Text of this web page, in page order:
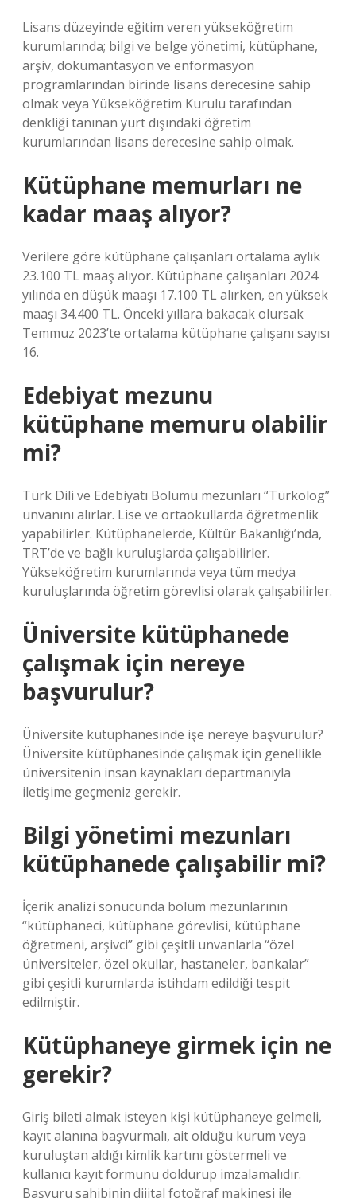
Lisans düzeyinde eğitim veren yükseköğretim
kurumlarında; bilgi ve belge yönetimi, kütüphane,
arşiv, dokümantasyon ve enformasyon
programlarından birinde lisans derecesine sahip
olmak veya Yükseköğretim Kurulu tarafından
denkliği tanınan yurt dışındaki öğretim
kurumlarından lisans derecesine sahip olmak.
Kütüphane memurları ne
kadar maaş alıyor?
Verilere göre kütüphane çalışanları ortalama aylık
23.100 TL maaş alıyor. Kütüphane çalışanları 2024
yılında en düşük maaşı 17.100 TL alırken, en yüksek
maaşı 34.400 TL. Önceki yıllara bakacak olursak
Temmuz 2023’te ortalama kütüphane çalışanı sayısı
16.
Edebiyat mezunu
kütüphane memuru olabilir
mi?
Türk Dili ve Edebiyatı Bölümü mezunları “Türkolog”
unvanını alırlar. Lise ve ortaokullarda öğretmenlik
yapabilirler. Kütüphanelerde, Kültür Bakanlığı’nda,
TRT’de ve bağlı kuruluşlarda çalışabilirler.
Yükseköğretim kurumlarında veya tüm medya
kuruluşlarında öğretim görevlisi olarak çalışabilirler.
Üniversite kütüphanede
çalışmak için nereye
başvurulur?
Üniversite kütüphanesinde işe nereye başvurulur?
Üniversite kütüphanesinde çalışmak için genellikle
üniversitenin insan kaynakları departmanıyla
iletişime geçmeniz gerekir.
Bilgi yönetimi mezunları
kütüphanede çalışabilir mi?
İçerik analizi sonucunda bölüm mezunlarının
“kütüphaneci, kütüphane görevlisi, kütüphane
öğretmeni, arşivci” gibi çeşitli unvanlarla “özel
üniversiteler, özel okullar, hastaneler, bankalar”
gibi çeşitli kurumlarda istihdam edildiği tespit
edilmiştir.
Kütüphaneye girmek için ne
gerekir?
Giriş bileti almak isteyen kişi kütüphaneye gelmeli,
kayıt alanına başvurmalı, ait olduğu kurum veya
kuruluştan aldığı kimlik kartını göstermeli ve
kullanıcı kayıt formunu doldurup imzalamalıdır.
Başvuru sahibinin dijital fotoğraf makinesi ile